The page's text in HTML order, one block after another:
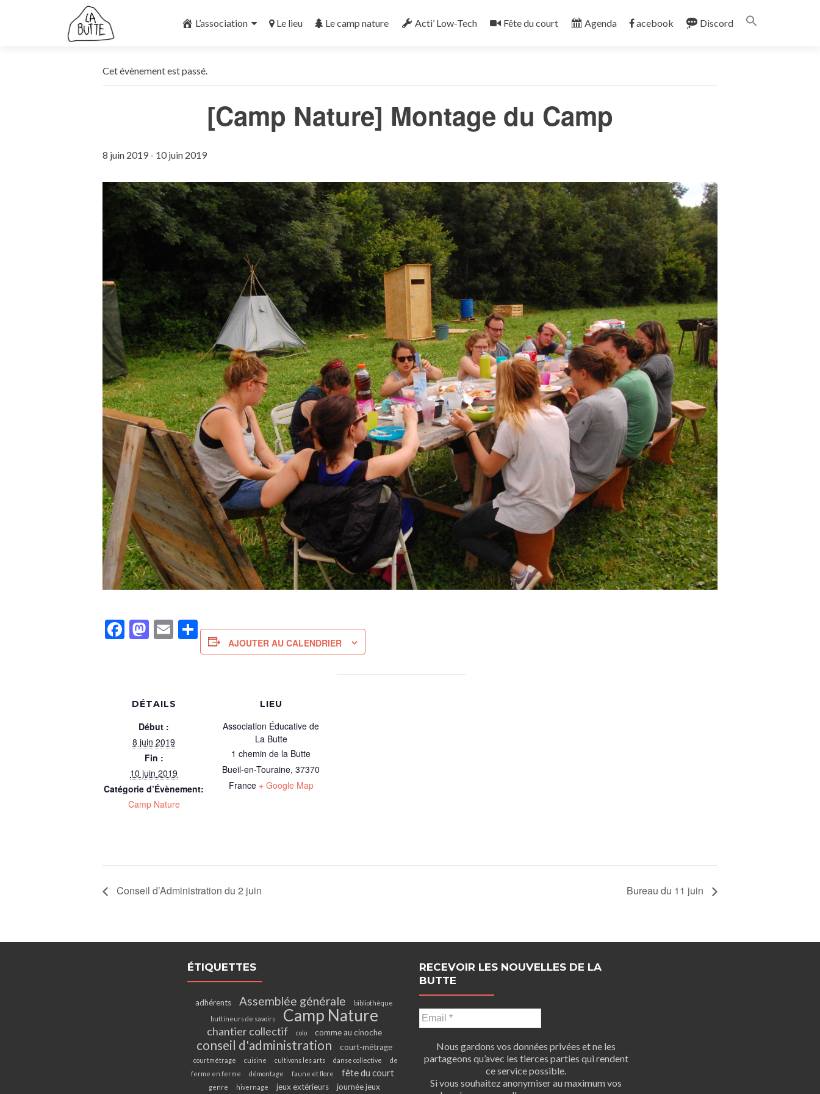
au L’association Le lieu Le camp nature Acti’ Low-Tech Fête du court Agenda acebook Discord
« Tous les Évènements
Cet évènement est passé.
[Camp Nature] Montage du Camp
8 juin 2019 - 10 juin 2019
Facebook
Mastodon
EmailPartager
AJOUTER AU CALENDRIER
DÉTAILS
Début :
8 juin 2019
Fin :
10 juin 2019
Catégorie d’Évènement:
Camp Nature
LIEU
Association Éducative de
La Butte
1 chemin de la Butte
Bueil-en-Touraine, 37370
France + Google Map
Conseil d’Administration du 2 juin Bureau du 11 juin
ÉTIQUETTES
adhérents Assemblée générale
bibliothèque
buttineurs de savoirs
Camp Nature
chantier collectif colo comme au cinoche
conseil d'administration court-métrage
courtmétrage cuisine cultivons les arts danse collective
de
ferme en ferme
démontage faune et flore fête du court
genre hivernage jeux extérieurs journée jeux
RECEVOIR LES NOUVELLES DE LA
BUTTE
Nous gardons vos données privées et ne les
partageons qu’avec les tierces parties qui rendent
ce service possible.
Si vous souhaitez anonymiser au maximum vos